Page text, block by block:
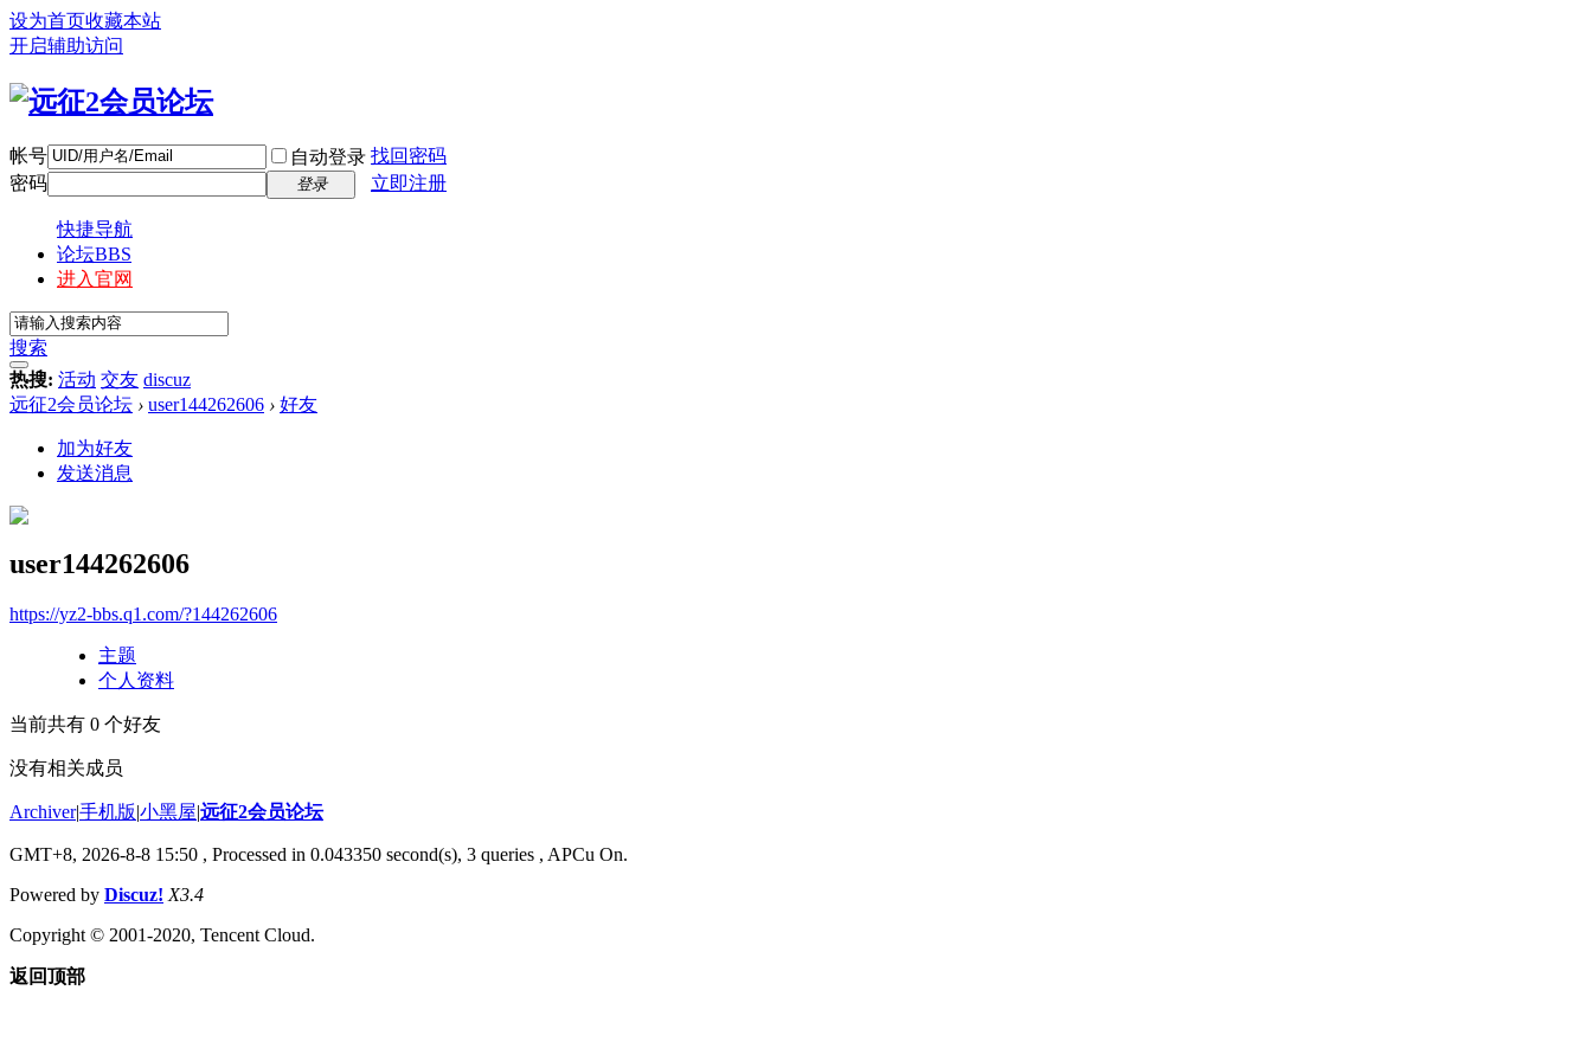
设为首页收藏本站
开启辅助访问
帐号 自动登录 找回密码
密码
登录 立即注册
快捷导航
论坛BBS
进入官网
搜索
热搜: 活动 交友 discuz
远征2会员论坛 › user144262606 › 好友
加为好友
发送消息
user144262606
https://yz2-bbs.q1.com/?144262606
主题
个人资料
当前共有 0 个好友
没有相关成员
Archiver|手机版|小黑屋|远征2会员论坛
GMT+8, 2026-8-8 15:50 , Processed in 0.043350 second(s), 3 queries , APCu On.
Powered by Discuz! X3.4
Copyright © 2001-2020, Tencent Cloud.
返回顶部